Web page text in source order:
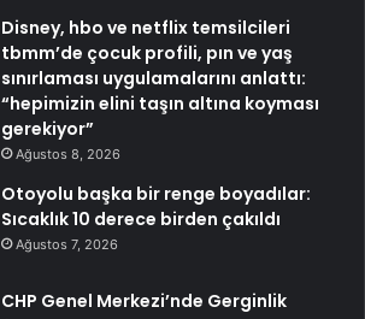
Disney, hbo ve netflix temsilcileri
tbmm’de çocuk profili, pın ve yaş
sınırlaması uygulamalarını anlattı:
“hepimizin elini taşın altına koyması
gerekiyor”
Ağustos 8, 2026
Otoyolu başka bir renge boyadılar:
Sıcaklık 10 derece birden çakıldı
Ağustos 7, 2026
CHP Genel Merkezi’nde Gerginlik